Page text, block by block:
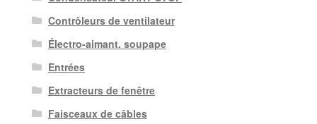
Contrôleurs de ventilateur
Électro-aimant. soupape
Entrées
Extracteurs de fenêtre
Faisceaux de câbles